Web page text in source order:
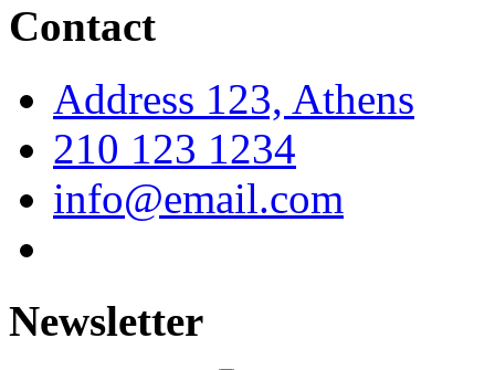
Contact
Address 123, Athens
210 123 1234
info@email.com
Newsletter